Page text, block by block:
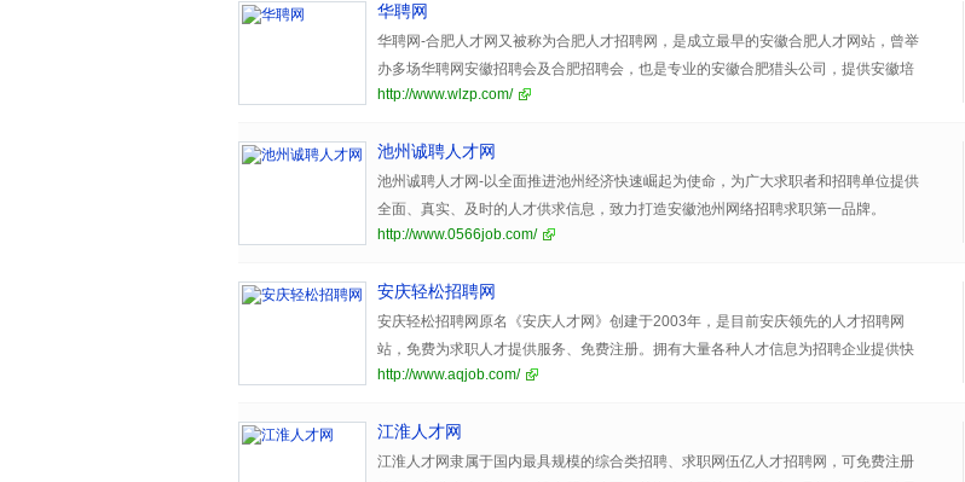
华聘网
华聘网-合肥人才网又被称为合肥人才招聘网，是成立最早的安徽合肥人才网站，曾举
办多场华聘网安徽招聘会及合肥招聘会，也是专业的安徽合肥猎头公司，提供安徽培
训合肥人力资源管理师认证辅导等服务。
http://www.wlzp.com/
池州诚聘人才网
池州诚聘人才网-以全面推进池州经济快速崛起为使命，为广大求职者和招聘单位提供
全面、真实、及时的人才供求信息，致力打造安徽池州网络招聘求职第一品牌。
http://www.0566job.com/
安庆轻松招聘网
安庆轻松招聘网原名《安庆人才网》创建于2003年，是目前安庆领先的人才招聘网
站，免费为求职人才提供服务、免费注册。拥有大量各种人才信息为招聘企业提供快
速便捷的人才招聘服务，安庆招聘求职首选平台！
http://www.aqjob.com/
江淮人才网
江淮人才网隶属于国内最具规模的综合类招聘、求职网伍亿人才招聘网，可免费注册